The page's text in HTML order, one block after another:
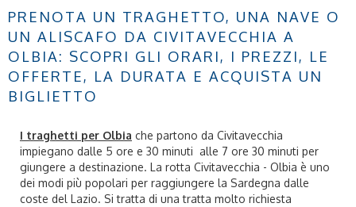
PRENOTA UN TRAGHETTO, UNA NAVE O
UN ALISCAFO DA CIVITAVECCHIA A
OLBIA: SCOPRI GLI ORARI, I PREZZI, LE
OFFERTE, LA DURATA E ACQUISTA UN
BIGLIETTO
I traghetti per Olbia che partono da Civitavecchia
impiegano dalle 5 ore e 30 minuti alle 7 ore 30 minuti per
giungere a destinazione. La rotta Civitavecchia - Olbia è uno
dei modi più popolari per raggiungere la Sardegna dalle
coste del Lazio. Si tratta di una tratta molto richiesta